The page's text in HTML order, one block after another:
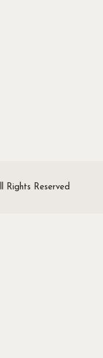
Rights Reserved